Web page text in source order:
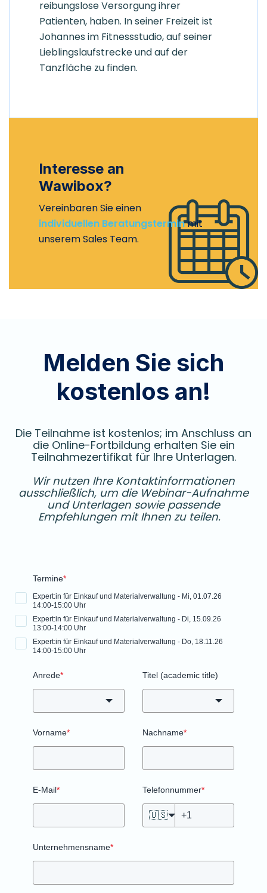
reibungslose Versorgung ihrer
Patienten, haben. In seiner Freizeit ist
Johannes im Fitnessstudio, auf seiner
Lieblingslaufstrecke und auf der
Tanzfläche zu finden.
Interesse an
Wawibox?
Vereinbaren Sie einen
individuellen Beratungsterminmit
unserem Sales Team.
Melden Sie sich
kostenlos an!
Die Teilnahme ist kostenlos; im Anschluss an
die Online-Fortbildung erhalten Sie ein
Teilnahmezertifikat für Ihre Unterlagen.
Wir nutzen Ihre Kontaktinformationen
ausschließlich, um die Webinar-Aufnahme
und Unterlagen sowie passende
Empfehlungen mit Ihnen zu teilen.
Termine*
Expert:in für Einkauf und Materialverwaltung - Mi, 01.07.26
14:00-15:00 Uhr
Expert:in für Einkauf und Materialverwaltung - Di, 15.09.26
13:00-14:00 Uhr
Expert:in für Einkauf und Materialverwaltung - Do, 18.11.26
14:00-15:00 Uhr
Anrede* Titel (academic title)
Vorname* Nachname*
E-Mail* Telefonnummer*
🇺🇸
Unternehmensname*